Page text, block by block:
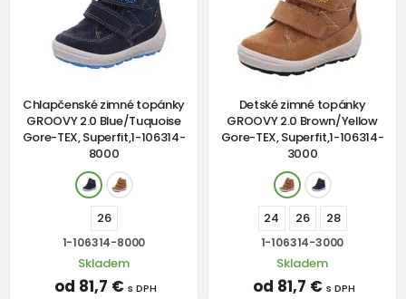
Chlapčenské zimné topánky
GROOVY 2.0 Blue/Tuquoise
Gore-TEX, Superfit,1-106314-
8000
26
1-106314-8000
Skladem
od 81,7 € s DPH
Detské zimné topánky
GROOVY 2.0 Brown/Yellow
Gore-TEX, Superfit,1-106314-
3000
24 26 28
1-106314-3000
Skladem
od 81,7 € s DPH